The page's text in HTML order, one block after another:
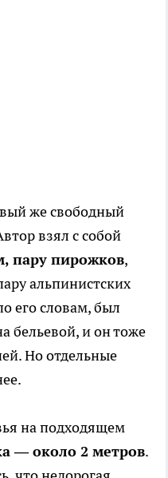
же свободный
взял с собой
пару пирожков,
альпинистских
его словам, был
бельевой, и он тоже
Но отдельные
на подходящем
— около 2 метров.